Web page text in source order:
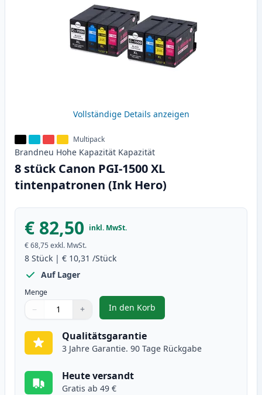
Vollständige Details anzeigen
Multipack
Brandneu Hohe Kapazität Kapazität
8 stück Canon PGI-1500 XL
tintenpatronen (Ink Hero)
€ 82,50 inkl. MwSt.
€ 68,75 exkl. MwSt.
8 Stück | € 10,31 /Stück
Auf Lager
Menge
Verwenden Sie die Tasten, um anzupassen
− +
1
In den Korb
, 8 stück Canon PGI-1500 XL
Qualitätsgarantie
3 Jahre Garantie. 90 Tage Rückgabe
Heute versandt
Gratis ab 49 €